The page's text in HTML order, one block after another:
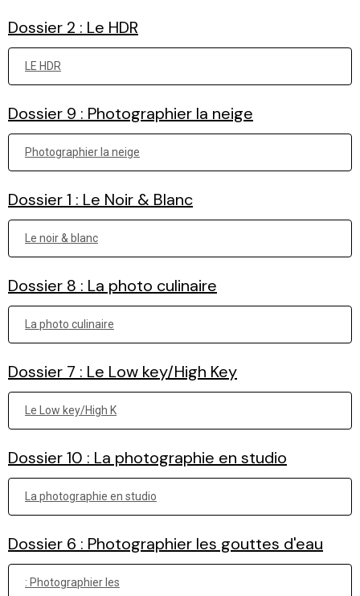
Dossier 2 : Le HDR
LE HDR
Dossier 9 : Photographier la neige
Photographier la neige
Dossier 1 : Le Noir & Blanc
Le noir & blanc
Dossier 8 : La photo culinaire
La photo culinaire
Dossier 7 : Le Low key/High Key
Le Low key/High K
Dossier 10 : La photographie en studio
La photographie en studio
Dossier 6 : Photographier les gouttes d'eau
: Photographier les